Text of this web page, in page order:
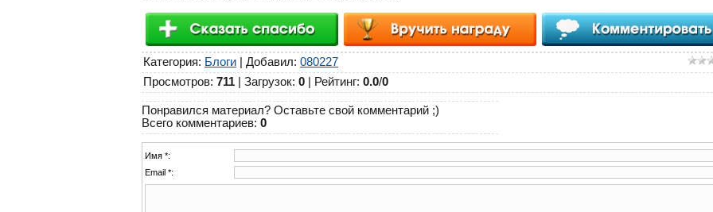
Категория: Блоги Добавил: 080227
Просмотров: 711 Загрузок: 0 Рейтинг: 0.0/0
Понравился материал? Оставьте свой комментарий ;)
Всего комментариев: 0
Имя *:
Email *: